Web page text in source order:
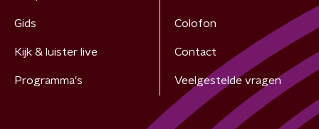
Gids
Kijk & luister live
Programma's
Colofon
Contact
Veelgestelde vragen